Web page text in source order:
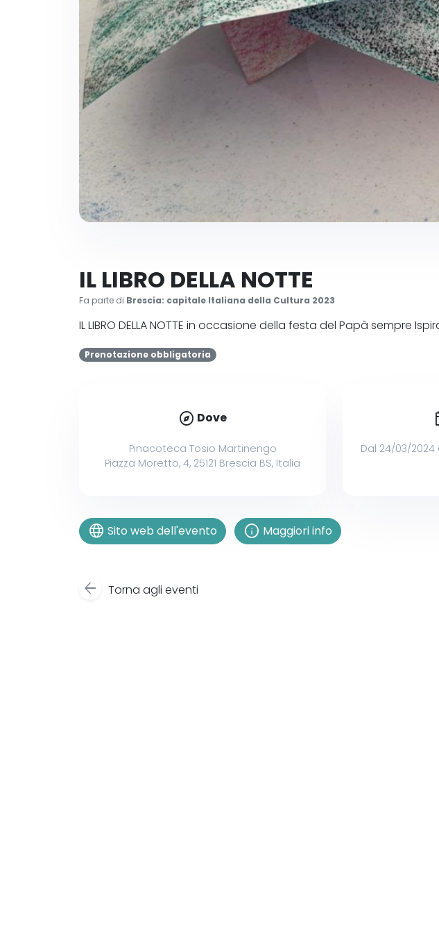
IL LIBRO DELLA NOTTE
Fa parte di Brescia: capitale Italiana della Cultura 2023
IL LIBRO DELLA NOTTE in occasione della festa del Papà sempre
Prenotazione obbligatoria
explore Dove
Pinacoteca Tosio Martinengo
Piazza Moretto, 4, 25121 Brescia BS, Italia
Dal 24/03/2024
language Sito web dell'evento info Maggiori info
arrow_back Torna agli eventi